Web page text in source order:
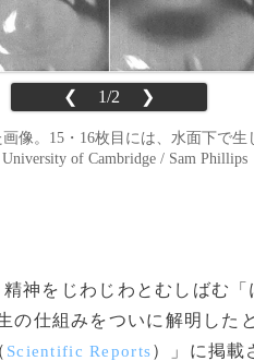
❮ 1/2 ❯
像。15・16枚目には、水面下で
of Cambridge / Sam Phillips
精神をじわじわとむしばむ
仕組みをついに解明した
Scientific Reports）」に掲載